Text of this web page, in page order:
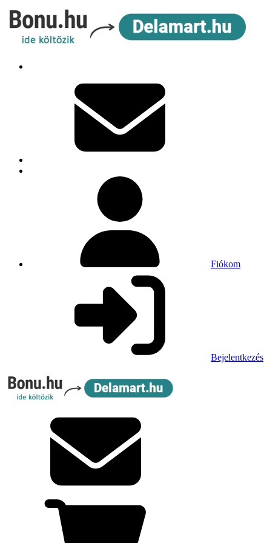
Fiókom
Bejelentkezés